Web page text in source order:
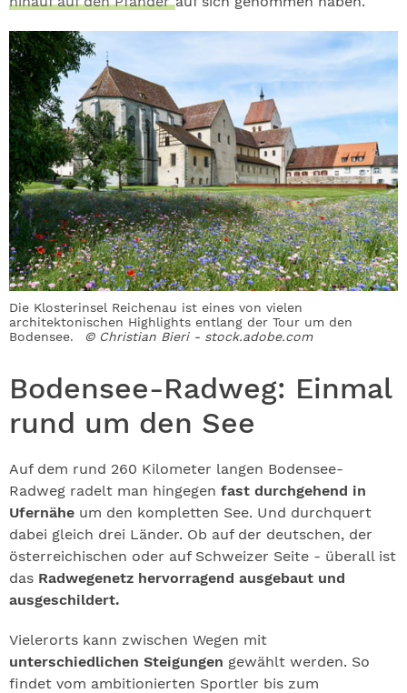
Die Klosterinsel Reichenau ist eines von vielen
architektonischen Highlights entlang der Tour um den
Bodensee.
© Christian Bieri - stock.adobe.com
Bodensee-Radweg: Einmal
rund um den See
Auf dem rund 260 Kilometer langen Bodensee-
Radweg radelt man hingegen fast durchgehend in
Ufernähe um den kompletten See. Und durchquert
dabei gleich drei Länder. Ob auf der deutschen, der
österreichischen oder auf Schweizer Seite - überall ist
das Radwegenetz hervorragend ausgebaut und
ausgeschildert.
Vielerorts kann zwischen Wegen mit
unterschiedlichen Steigungen gewählt werden. So
findet vom ambitionierten Sportler bis zum